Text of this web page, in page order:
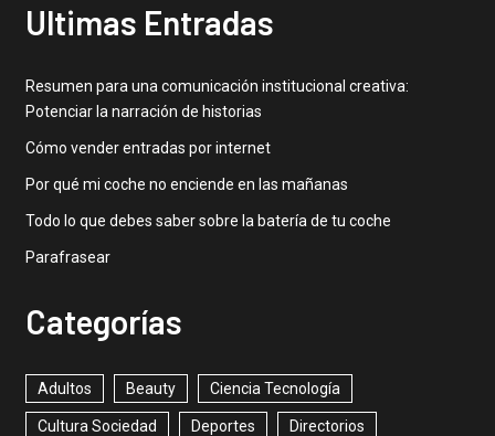
Ultimas Entradas
Resumen para una comunicación institucional creativa:
Potenciar la narración de historias
Cómo vender entradas por internet
Por qué mi coche no enciende en las mañanas
Todo lo que debes saber sobre la batería de tu coche
Parafrasear
Categorías
Adultos Beauty Ciencia Tecnología
Cultura Sociedad Deportes Directorios